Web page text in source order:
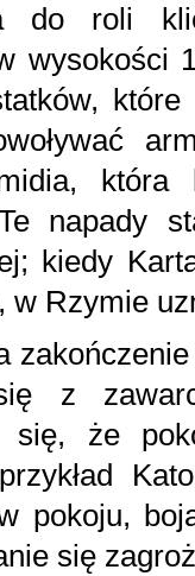
do roli
wysokości
która
napady
kiedy
Rzymie
z
się, że
pokoju,
się